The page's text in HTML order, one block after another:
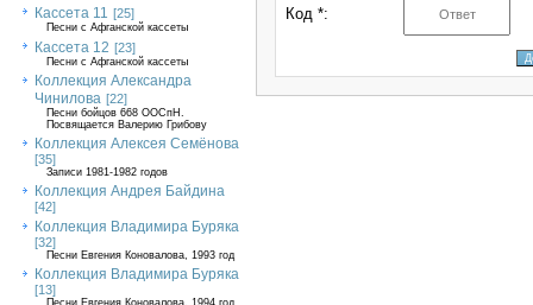
Кассета 11 [25]
Песни с Афганской кассеты
Кассета 12 [23]
Песни с Афганской кассеты
Коллекция Александра
Чинилова [22]
Песни бойцов 668 ООСпН.
Посвящается Валерию Грибову
Коллекция Алексея Семёнова
[35]
Записи 1981-1982 годов
Коллекция Андрея Байдина
[42]
Коллекция Владимира Буряка
[32]
Песни Евгения Коновалова, 1993 год
Коллекция Владимира Буряка
[13]
Песни Евгения Коновалова, 1994 год
Код *: